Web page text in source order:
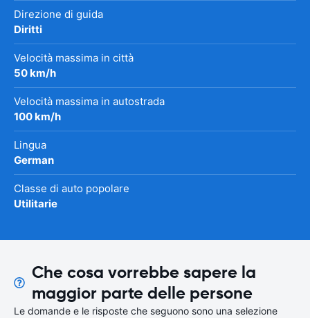
Direzione di guida
Diritti
Velocità massima in città
50 km/h
Velocità massima in autostrada
100 km/h
Lingua
German
Classe di auto popolare
Utilitarie
Che cosa vorrebbe sapere la
maggior parte delle persone
Le domande e le risposte che seguono sono una selezione